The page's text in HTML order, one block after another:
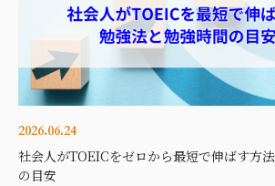
2026.06.24
社会人がTOEICをゼロから最短で伸ばす方
の目安